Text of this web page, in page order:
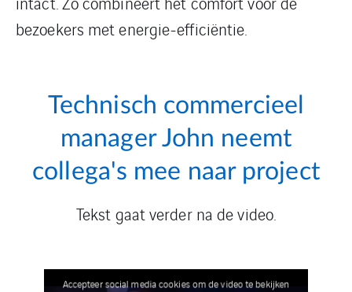
bezoekers met energie-efficiëntie.
Technisch commercieel
manager John neemt
collega's mee naar project
Tekst gaat verder na de video.
Accepteer social media cookies om de video te bekijken